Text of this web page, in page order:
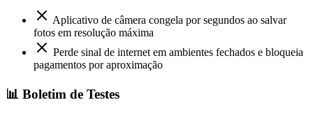
Aplicativo de câmera congela por segundos ao salvar
fotos em resolução máxima
Perde sinal de internet em ambientes fechados e bloqueia
pagamentos por aproximação
📊 Boletim de Testes